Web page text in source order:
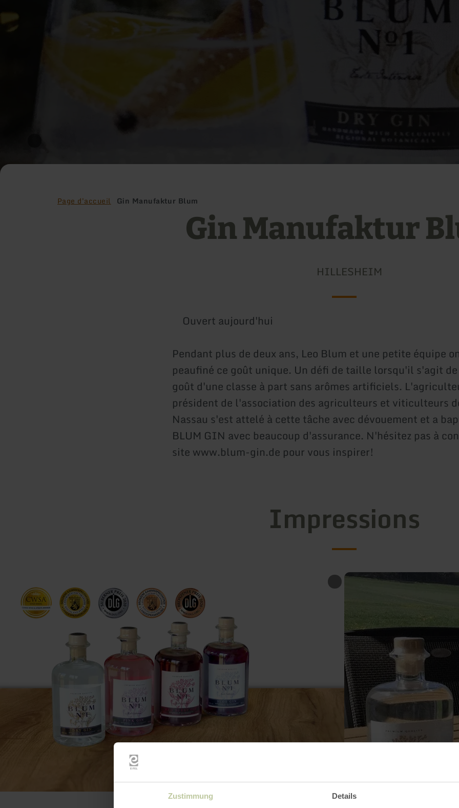
Zustimmung Details
Page d'accueil Gin Manufaktur Blum
Gin Manufaktur
HILLESHEIM
Ouvert aujourd'hui
Pendant plus de deux ans, Leo Blum et une petite équipe
peaufiné ce goût unique. Un défi de taille lorsqu'il s'agit
goût d'une classe à part sans arômes artificiels.
président de l'association des agriculteurs et viticulteurs
Nassau s'est attelé à cette tâche avec dévouement et a
BLUM GIN avec beaucoup d'assurance. N'hésitez pas à
site www.blum-gin.de pour vous inspirer!
Impressions